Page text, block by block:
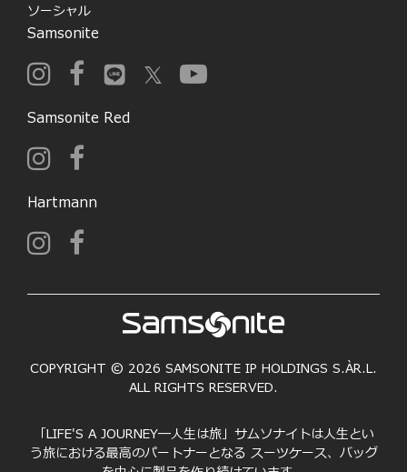
ソーシャル
Samsonite
Samsonite Red
Hartmann
COPYRIGHT © 2026 SAMSONITE IP HOLDINGS S.ÀR.L.
ALL RIGHTS RESERVED.
「LIFE'S A JOURNEY―人生は旅」サムソナイトは人生とい
う旅における最高のパートナーとなる スーツケース、バッグ